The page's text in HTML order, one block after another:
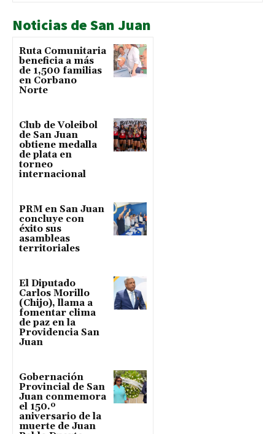
Noticias de San Juan
Ruta Comunitaria
beneficia a más
de 1,500 familias
en Corbano
Norte
Club de Voleibol
de San Juan
obtiene medalla
de plata en
torneo
internacional
PRM en San Juan
concluye con
éxito sus
asambleas
territoriales
El Diputado
Carlos Morillo
(Chijo), llama a
fomentar clima
de paz en la
Providencia San
Juan
Gobernación
Provincial de San
Juan conmemora
el 150.º
aniversario de la
muerte de Juan